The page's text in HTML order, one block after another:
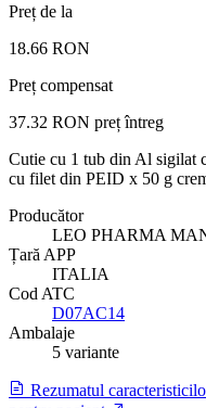
Preț de la
18.66 RON
Preț compensat
37.32 RON preț întreg
Cutie cu 1 tub din Al sigilat
cu filet din PEID x 50 g
Producător
LEO PHARMA
Țară APP
ITALIA
Cod ATC
D07AC14
Ambalaje
5 variante
Rezumatul